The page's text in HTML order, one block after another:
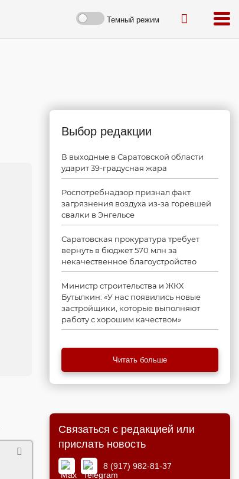
Темный режим
Выбор редакции
В выходные в Саратовской области
ударит 39-градусная жара
Роспотребнадзор признал факт
загрязнения воздуха из-за горевшей
свалки в Энгельсе
Саратовская прокуратура требует
вернуть в бюджет 570 млн за
некачественное благоустройство
Министр строительства и ЖКХ
Бутылкин: «У нас появились новые
застройщики, которые выполняют
работу с хорошим качеством»
Читать больше
Связаться с редакцией или
прислать новость
8 (917) 982-81-37